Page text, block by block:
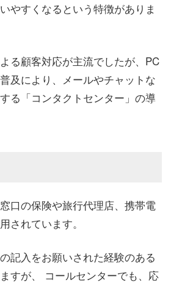
やすくなるという特徴がありま
る顧客対応が主流でしたが、PC
及により、メールやチャットな
る「コンタクトセンター」の導
口の保険や旅行代理店、携帯電
されています。
記入をお願いされた経験のある
すが、 コールセンターでも、応